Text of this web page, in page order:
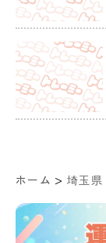
ホーム > 埼玉県